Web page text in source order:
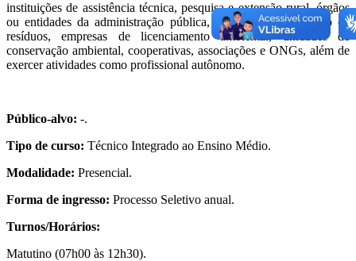
instituições de assistência técnica, pesquisa e extensão rural, órgãos
ou entidades da administração pública, estações de tratamento de
resíduos, empresas de licenciamento ambiental, unidades de
conservação ambiental, cooperativas, associações e ONGs, além de
exercer atividades como profissional autônomo.
Público-alvo: -.
Tipo de curso: Técnico Integrado ao Ensino Médio.
Modalidade: Presencial.
Forma de ingresso: Processo Seletivo anual.
Turnos/Horários:
Matutino (07h00 às 12h30).